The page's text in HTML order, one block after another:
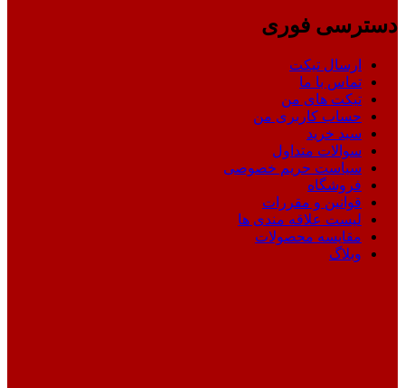
دسترسی فوری
ارسال تیکت
تماس با ما
تیکت های من
حساب کاربری من
سبد خرید
سوالات متداول
سیاست حریم خصوصی
فروشگاه
قوانین و مقررات
لیست علاقه مندی ها
مقایسه محصولات
وبلاگ